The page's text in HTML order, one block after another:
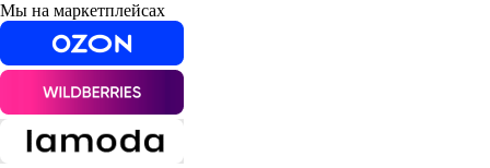
Мы на маркетплейсах